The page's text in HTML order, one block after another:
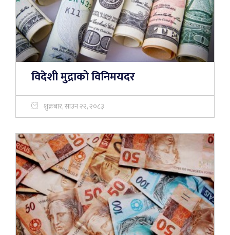
विदेशी मुद्राको विनिमयदर
शुक्रबार, साउन २२, २०८३